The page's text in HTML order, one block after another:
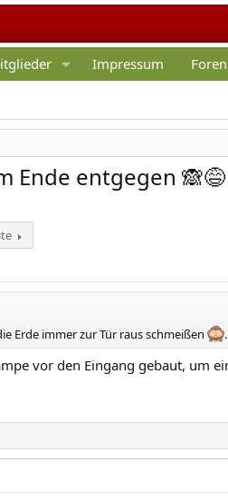
Impressum
Ende entgegen 🙈😅
Erde immer zur Tür raus schmeißen
vor den Eingang gebaut, um